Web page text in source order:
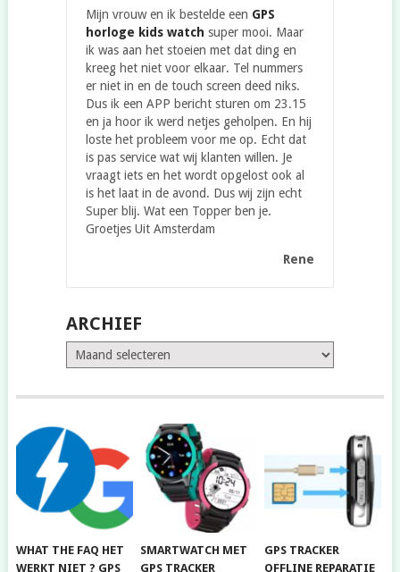
Mijn vrouw en ik bestelde een GPS
horloge kids watch super mooi. Maar
ik was aan het stoeien met dat ding en
kreeg het niet voor elkaar. Tel nummers
er niet in en de touch screen deed niks.
Dus ik een APP bericht sturen om 23.15
en ja hoor ik werd netjes geholpen. En hij
loste het probleem voor me op. Echt dat
is pas service wat wij klanten willen. Je
vraagt iets en het wordt opgelost ook al
is het laat in de avond. Dus wij zijn echt
Super blij. Wat een Topper ben je.
Groetjes Uit Amsterdam
Rene
ARCHIEF
Archief
WHAT THE FAQ HET
WERKT NIET ? GPS
SMARTWATCH MET
GPS TRACKER
GPS TRACKER
OFFLINE REPARATIE